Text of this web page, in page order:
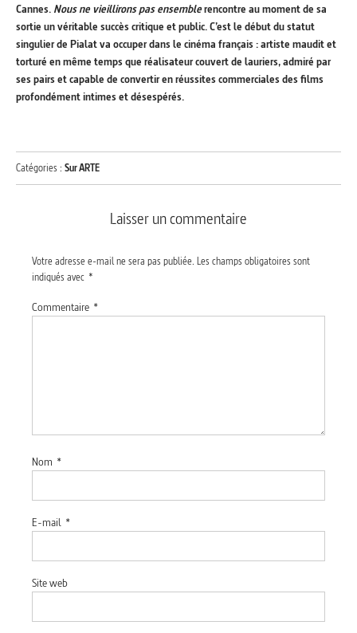
Cannes. Nous ne vieillirons pas ensemblerencontre au moment de sa
sortie un véritable succès critique et public. C’est le début du statut
singulier de Pialat va occuper dans le cinéma français : artiste maudit et
torturé en même temps que réalisateur couvert de lauriers, admiré par
ses pairs et capable de convertir en réussites commerciales des films
profondément intimes et désespérés.
Catégories : Sur ARTE
Laisser un commentaire
Votre adresse e-mail ne sera pas publiée. Les champs obligatoires sont
indiqués avec *
Commentaire *
Nom *
E-mail *
Site web